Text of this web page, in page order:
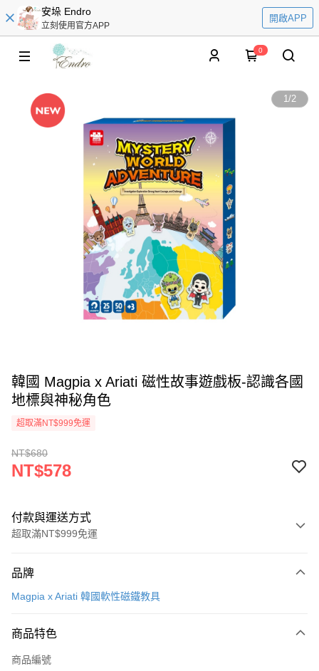
安垛 Endro
立刻使用官方APP
開啟APP
0
1/2
韓國 Magpia x Ariati 磁性故事遊戲板-認識各國
地標與神秘角色
超取滿NT$999免運
NT$680
NT$578
付款與運送方式
超取滿NT$999免運
信用卡一次付款
3 期 0 利率 每期
合作金庫商業銀行
超商取貨付款
品牌
Magpia x Ariati 韓國軟性磁鐵教具
商品特色
商品編號